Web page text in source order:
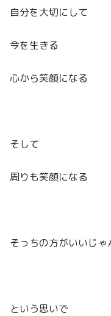
自分を大切にして
今を生きる
心から笑顔になる
そして
周りも笑顔になる
そっちの方がいいじゃ
という思いで